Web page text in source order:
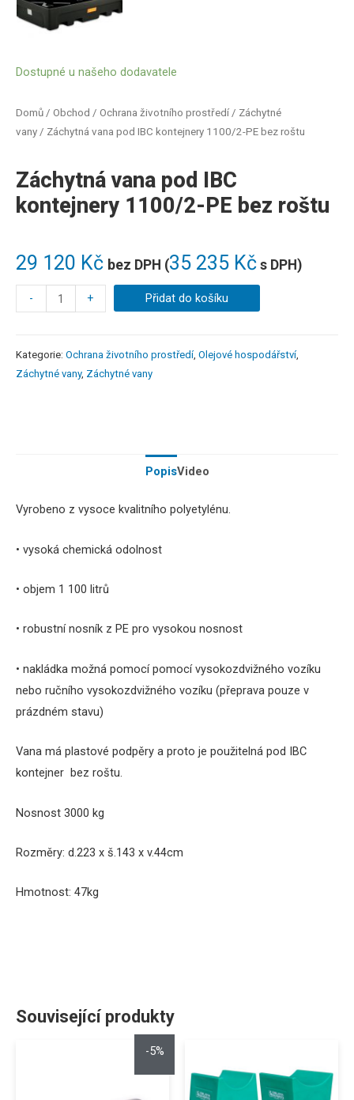
Domů / Obchod / Ochrana životního prostředí / Záchytné
vany / Záchytná vana pod IBC kontejnery 1100/2-PE bez roštu
Záchytná vana pod IBC
kontejnery 1100/2-PE bez roštu
29 120 Kč bez DPH (35 235 Kč s DPH)
Dostupné u našeho dodavatele
- + Přidat do košíku
Kategorie: Ochrana životního prostředí, Olejové hospodářství,
Záchytné vany, Záchytné vany
PopisVideo
Vyrobeno z vysoce kvalitního polyetylénu.
• vysoká chemická odolnost
• objem 1 100 litrů
• robustní nosník z PE pro vysokou nosnost
• nakládka možná pomocí pomocí vysokozdvižného vozíku
nebo ručního vysokozdvižného vozíku (přeprava pouze v
prázdném stavu)
Vana má plastové podpěry a proto je použitelná pod IBC
kontejner bez roštu.
Nosnost 3000 kg
Rozměry: d.223 x š.143 x v.44cm
Hmotnost: 47kg
Související produkty
-5%